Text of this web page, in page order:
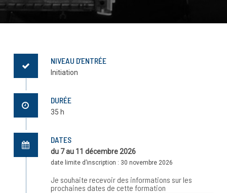
NIVEAU D’ENTRÉE
Initiation
DURÉE
35 h
DATES
du 7 au 11 décembre 2026
date limite d’inscription : 30 novembre 2026
Je souhaite recevoir des informations sur les
prochaines dates de cette formation